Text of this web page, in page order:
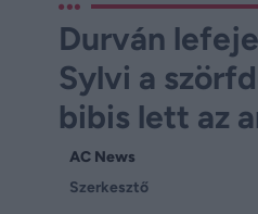
Durván
Sylvi a
bibis lett az
AC News
Szerkesztő